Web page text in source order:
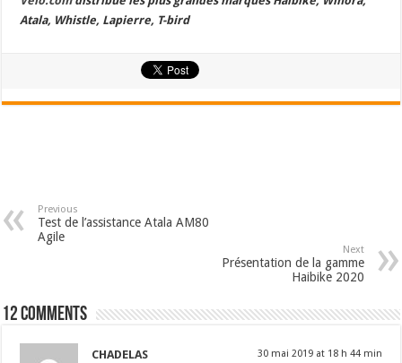
Atala, Whistle, Lapierre, T-bird
Previous
Test de l’assistance Atala AM80
Agile
Next
Présentation de la gamme
Haibike 2020
12 comments
CHADELAS 30 mai 2019 at 18 h 44 min